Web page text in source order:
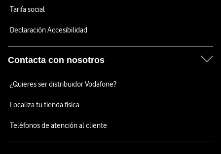
Tarifa social
Declaración Accesibilidad
Contacta con nosotros
¿Quieres ser distribuidor Vodafone?
Localiza tu tienda física
Teléfonos de atención al cliente